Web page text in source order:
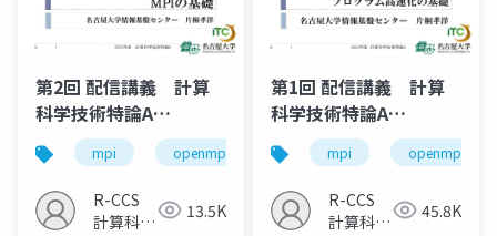
第2回 配信講義 計算
科学技術特論A
（2023）
mpi openmp 計算科学 高性能計算技術
R-CCS
計算科学
13.5K
第1回 配信講義 計算
科学技術特論A
（2023）
mpi openmp
R-CCS
計算科学
45.8K